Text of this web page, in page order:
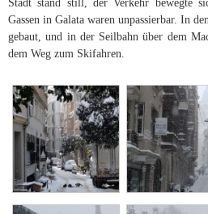
Stadt stand still, der Verkehr bewegte
Gassen in Galata waren unpassierbar. In
gebaut, und in der Seilbahn über dem
dem Weg zum Skifahren.